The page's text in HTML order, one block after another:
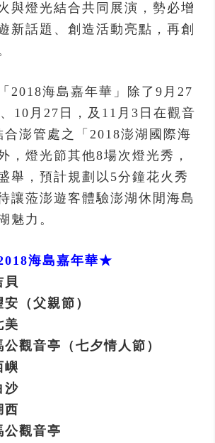
與燈光結合共同展演，勢必增
新話題、創造活動亮點，再創
2018海島嘉年華」除了9月27
10月27日，及11月3日在觀音
合澎管處之「2018澎湖國際海
，燈光節其他8場次燈光秀，
舉，預計規劃以5分鐘花火秀
讓蒞澎遊客體驗澎湖休閒海島
魅力。
海島嘉年華★
貝
（父親節）
美
觀音亭（七夕情人節）
嶼
沙
西
公觀音亭